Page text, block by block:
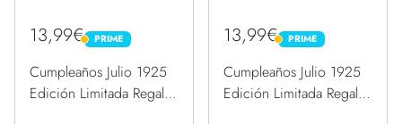
13,99€ PRIME
PRIME
Cumpleaños Julio 1925
Edición Limitada Regalo
13,99€ PRIME
PRIME
Cumpleaños Julio 1925
Edición Limitada Regalo